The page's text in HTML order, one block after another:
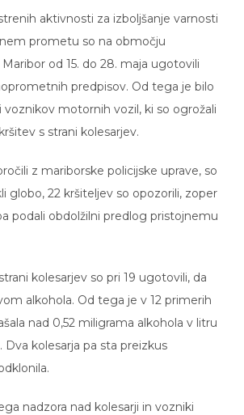
aktivnosti za izboljšanje varnosti
prometu so na območju
od 15. do 28. maja ugotovili
predpisov. Od tega je bilo
voznikov motornih vozil, ki so ogrožali
s strani kolesarjev.
z mariborske policijske uprave, so
globo, 22 kršiteljev so opozorili, zoper
podali obdolžilni predlog pristojnemu
kolesarjev so pri 19 ugotovili, da
alkohola. Od tega je v 12 primerih
nad 0,52 miligrama alkohola v litru
Dva kolesarja pa sta preizkus
nadzora nad kolesarji in vozniki